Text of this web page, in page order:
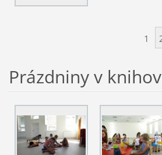
1
Prázdniny v